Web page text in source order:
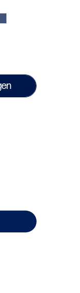
mit
für